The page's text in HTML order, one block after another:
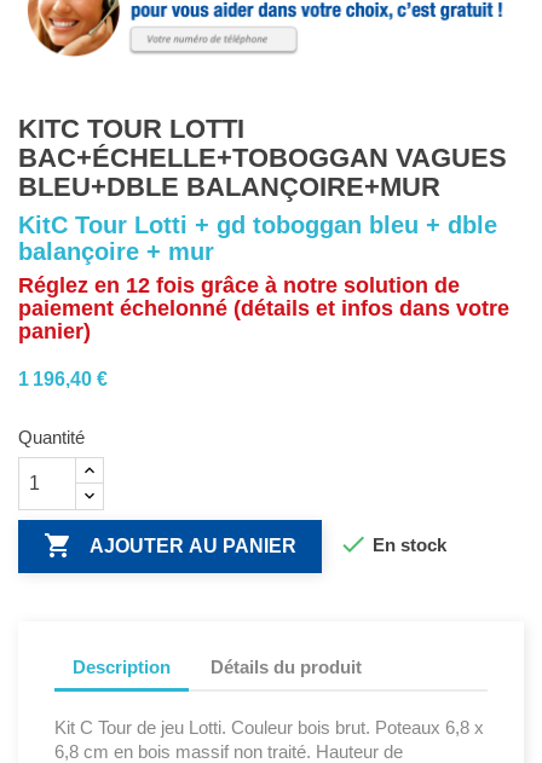
KITC TOUR LOTTI
BAC+ÉCHELLE+TOBOGGAN VAGUES
BLEU+DBLE BALANÇOIRE+MUR
KitC Tour Lotti + gd toboggan bleu + dble
balançoire + mur
Réglez en 12 fois grâce à notre solution de
paiement échelonné (détails et infos dans votre
panier)
1 196,40 €
Quantité
 AJOUTER AU PANIER  En stock
Description Détails du produit
Kit C Tour de jeu Lotti. Couleur bois brut. Poteaux 6,8 x
6,8 cm en bois massif non traité. Hauteur de